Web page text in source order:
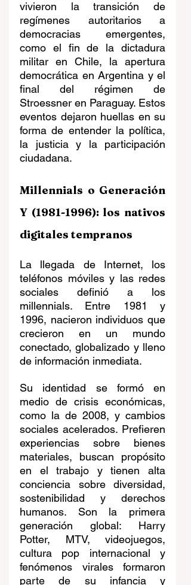
vivieron la transición de
regímenes autoritarios a
democracias emergentes,
como el fin de la dictadura
militar en Chile, la apertura
democrática en Argentina y el
final del régimen de
Stroessner en Paraguay. Estos
eventos dejaron huellas en su
forma de entender la política,
la justicia y la participación
ciudadana.
Millennials o Generación
Y (1981-1996): los nativos
digitales tempranos
La llegada de Internet, los
teléfonos móviles y las redes
sociales definió a los
millennials. Entre 1981 y
1996, nacieron individuos que
crecieron en un mundo
conectado, globalizado y lleno
de información inmediata.
Su identidad se formó en
medio de crisis económicas,
como la de 2008, y cambios
sociales acelerados. Prefieren
experiencias sobre bienes
materiales, buscan propósito
en el trabajo y tienen alta
conciencia sobre diversidad,
sostenibilidad y derechos
humanos. Son la primera
generación global: Harry
Potter, MTV, videojuegos,
cultura pop internacional y
fenómenos virales formaron
parte de su infancia y